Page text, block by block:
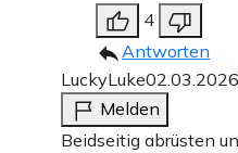
4
Antworten
LuckyLuke
Melden
Beidseitig abrüsten